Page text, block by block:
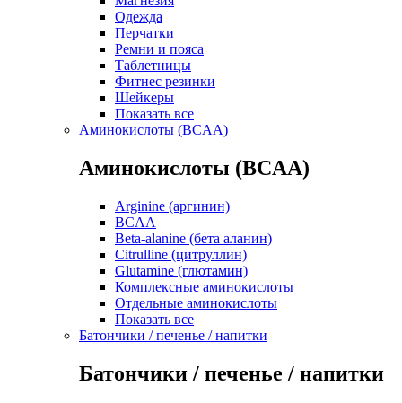
Одежда
Перчатки
Ремни и пояса
Таблетницы
Фитнес резинки
Шейкеры
Показать все
Аминокислоты (BCAA)
Аминокислоты (BCAA)
Arginine (аргинин)
BCAA
Beta-alanine (бета аланин)
Citrulline (цитруллин)
Glutamine (глютамин)
Комплексные аминокислоты
Отдельные аминокислоты
Показать все
Батончики / печенье / напитки
Батончики / печенье / напитки